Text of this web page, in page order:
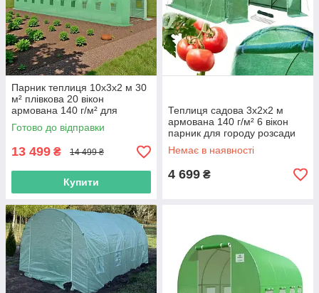
Парник теплиця 10х3х2 м 30
м² плівкова 20 вікон
армована 140 г/м² для
розсади овочів Helper HP-
1077
Готово до відправки
13 499 ₴ 14 499 ₴
Купити
Теплиця садова 3х2х2 м
армована 140 г/м² 6 вікон
парник для городу розсади
овочів дачі оцинкований
каркас MAR-POL M85000
Немає в наявності
4 699 ₴